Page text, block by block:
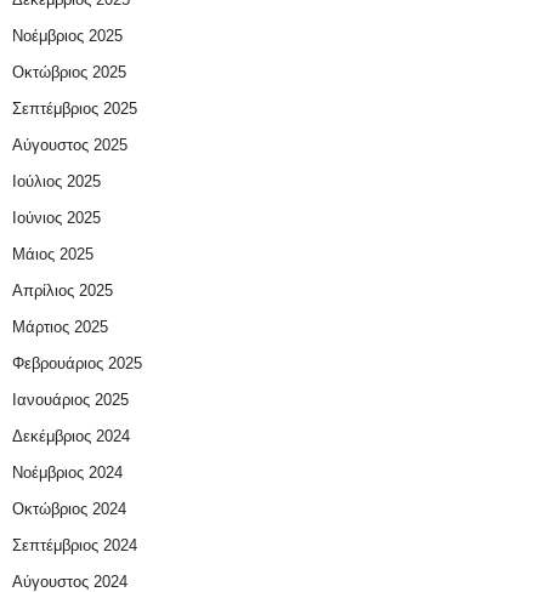
Νοέμβριος 2025
Οκτώβριος 2025
Σεπτέμβριος 2025
Αύγουστος 2025
Ιούλιος 2025
Ιούνιος 2025
Μάιος 2025
Απρίλιος 2025
Μάρτιος 2025
Φεβρουάριος 2025
Ιανουάριος 2025
Δεκέμβριος 2024
Νοέμβριος 2024
Οκτώβριος 2024
Σεπτέμβριος 2024
Αύγουστος 2024